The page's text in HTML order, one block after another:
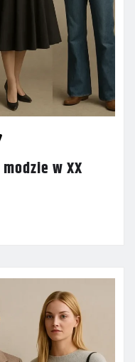
w XX